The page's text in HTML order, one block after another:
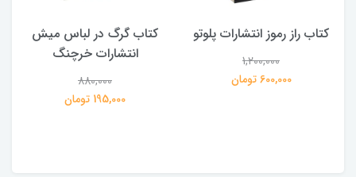
کتاب راز رموز انتشارات پلوتو
1,200,000
600,000 تومان
کتاب گرگ در لباس میش
انتشارات خرچنگ
880,000
195,000 تومان